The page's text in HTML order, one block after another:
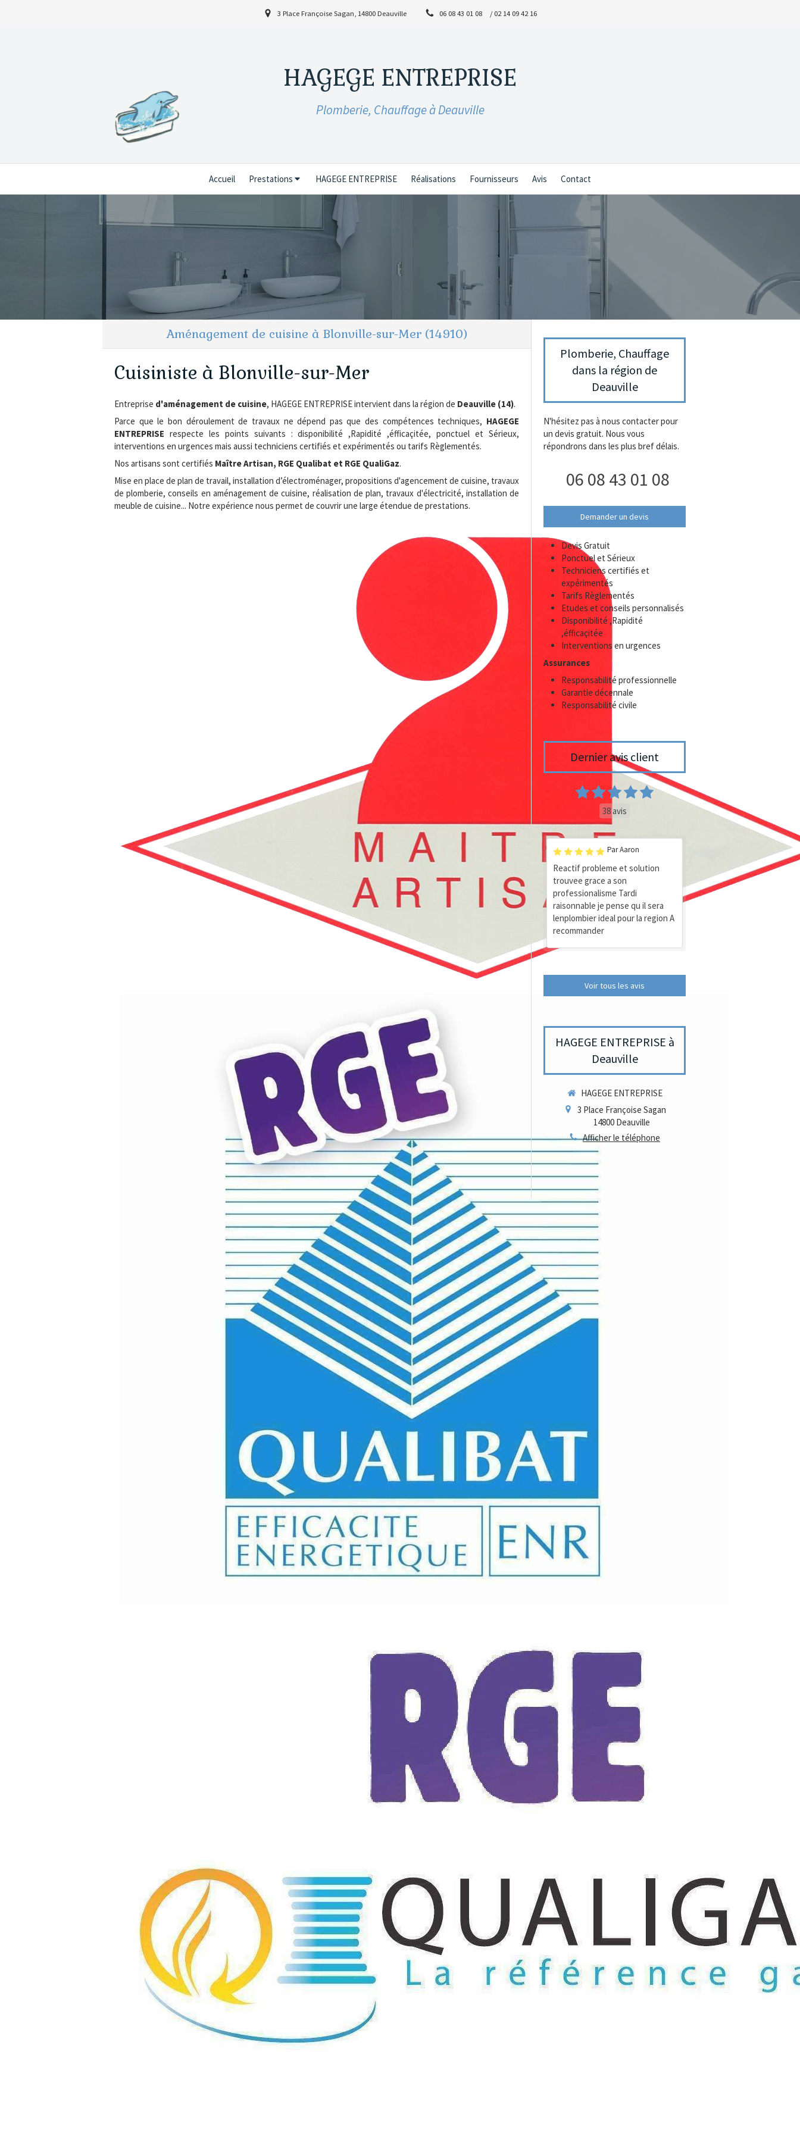
3 Place Françoise Sagan, 14800 Deauville 06 08 43 01 08 / 02 14 09 42 16
HAGEGE ENTREPRISE
Plomberie, Chauffage à Deauville
Accueil Prestations HAGEGE ENTREPRISE Réalisations Fournisseurs Avis Contact
Aménagement de cuisine à Blonville-sur-Mer (14910)
Cuisiniste à Blonville-sur-Mer
Entreprise d'aménagement de cuisine, HAGEGE ENTREPRISE intervient dans la région de Deauville (14).
Parce que le bon déroulement de travaux ne dépend pas que des compétences techniques, HAGEGE
ENTREPRISE respecte les points suivants : disponibilité ,Rapidité ,éfficaçitée, ponctuel et Sérieux,
interventions en urgences mais aussi techniciens certifiés et expérimentés ou tarifs Règlementés.
Nos artisans sont certifiés Maître Artisan, RGE Qualibat et RGE QualiGaz.
Mise en place de plan de travail, installation d’électroménager, propositions d'agencement de cuisine, travaux
de plomberie, conseils en aménagement de cuisine, réalisation de plan, travaux d'électricité, installation de
meuble de cuisine... Notre expérience nous permet de couvrir une large étendue de prestations.
Plomberie, Chauffage
dans la région de
Deauville
N'hésitez pas à nous contacter pour
un devis gratuit. Nous vous
répondrons dans les plus bref délais.
06 08 43 01 08
Demander un devis
Devis Gratuit
Ponctuel et Sérieux
Techniciens certifiés et
expérimentés
Tarifs Règlementés
Etudes et conseils personnalisés
Disponibilité ,Rapidité
,éfficaçitée
Interventions en urgences
Assurances
Responsabilité professionnelle
Garantie décennale
Responsabilité civile
Dernier avis client
38 avis
Par Aaron
Reactif probleme et solution
trouvee grace a son
professionalisme Tardi
raisonnable je pense qu il sera
lenplombier ideal pour la region A
recommander
Voir tous les avis
HAGEGE ENTREPRISE à
Deauville
HAGEGE ENTREPRISE
3 Place Françoise Sagan
14800 Deauville
Afficher le téléphone